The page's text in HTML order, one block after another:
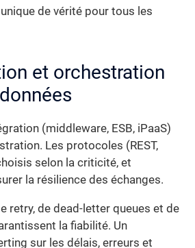
de vérité pour tous les
et orchestration
(middleware, ESB, iPaaS)
Les protocoles (REST,
selon la criticité, et
la résilience des échanges.
retry, de dead-letter queues et de
la fiabilité. Un
sur les délais, erreurs et